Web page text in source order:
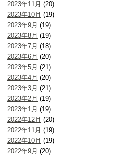
2023年11月 (20)
2023年10月 (19)
2023年9月 (19)
2023年8月 (19)
2023年7月 (18)
2023年6月 (20)
2023年5月 (21)
2023年4月 (20)
2023年3月 (21)
2023年2月 (19)
2023年1月 (19)
2022年12月 (20)
2022年11月 (19)
2022年10月 (19)
2022年9月 (20)